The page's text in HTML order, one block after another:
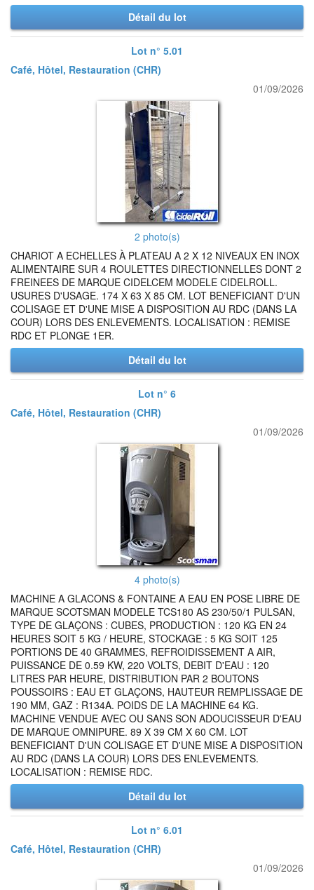
Détail du lot
Lot n° 5.01
Café, Hôtel, Restauration (CHR)
01/09/2026
2 photo(s)
CHARIOT A ECHELLES À PLATEAU A 2 X 12 NIVEAUX EN INOX
ALIMENTAIRE SUR 4 ROULETTES DIRECTIONNELLES DONT 2
FREINEES DE MARQUE CIDELCEM MODELE CIDELROLL.
USURES D'USAGE. 174 X 63 X 85 CM. LOT BENEFICIANT D'UN
COLISAGE ET D'UNE MISE A DISPOSITION AU RDC (DANS LA
COUR) LORS DES ENLEVEMENTS. LOCALISATION : REMISE
RDC ET PLONGE 1ER.
Détail du lot
Lot n° 6
Café, Hôtel, Restauration (CHR)
01/09/2026
4 photo(s)
MACHINE A GLACONS & FONTAINE A EAU EN POSE LIBRE DE
MARQUE SCOTSMAN MODELE TCS180 AS 230/50/1 PULSAN,
TYPE DE GLAÇONS : CUBES, PRODUCTION : 120 KG EN 24
HEURES SOIT 5 KG / HEURE, STOCKAGE : 5 KG SOIT 125
PORTIONS DE 40 GRAMMES, REFROIDISSEMENT A AIR,
PUISSANCE DE 0.59 KW, 220 VOLTS, DEBIT D'EAU : 120
LITRES PAR HEURE, DISTRIBUTION PAR 2 BOUTONS
POUSSOIRS : EAU ET GLAÇONS, HAUTEUR REMPLISSAGE DE
190 MM, GAZ : R134A. POIDS DE LA MACHINE 64 KG.
MACHINE VENDUE AVEC OU SANS SON ADOUCISSEUR D'EAU
DE MARQUE OMNIPURE. 89 X 39 CM X 60 CM. LOT
BENEFICIANT D'UN COLISAGE ET D'UNE MISE A DISPOSITION
AU RDC (DANS LA COUR) LORS DES ENLEVEMENTS.
LOCALISATION : REMISE RDC.
Détail du lot
Lot n° 6.01
Café, Hôtel, Restauration (CHR)
01/09/2026